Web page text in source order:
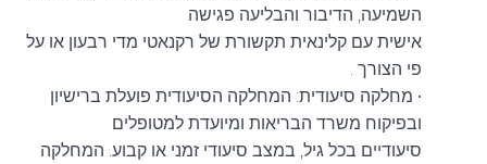
השמיעה, הדיבור והבליעה פגישה
אישית עם קלינאית תקשורת של רקנאטי מדי רבעון או על
פי הצורך .
• מחלקה סיעודית: המחלקה הסיעודית פועלת ברישיון
ובפיקוח משרד הבריאות ומיועדת למטופלים
סיעודיים בכל גיל, במצב סיעודי זמני או קבוע. המחלקה